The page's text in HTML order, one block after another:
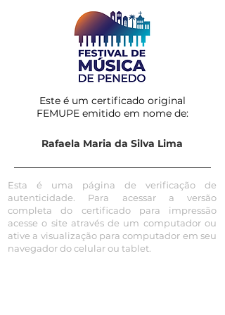
Este é um certificado original
FEMUPE emitido em nome de:
Rafaela Maria da Silva Lima
Esta é uma página de verificação de
autenticidade. Para acessar a versão
completa do certificado para impressão
acesse o site através de um computador ou
ative a visualização para computador em seu
navegador do celular ou tablet.